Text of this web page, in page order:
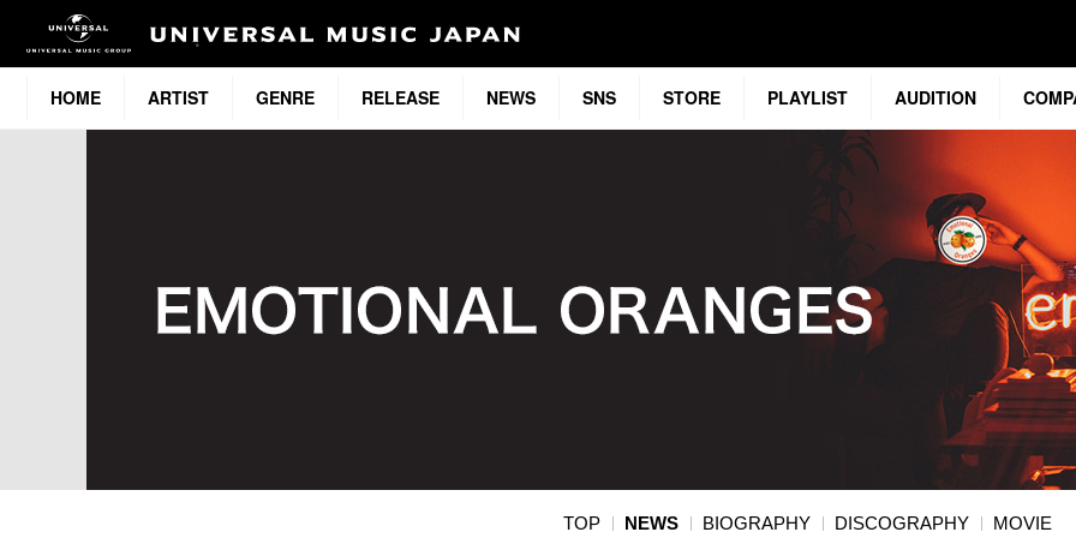
HOME ARTIST GENRE RELEASE NEWS SNS STORE PLAYLIST AUDITION
TOP NEWS BIOGRAPHY DISCOGRAPHY MOVIE